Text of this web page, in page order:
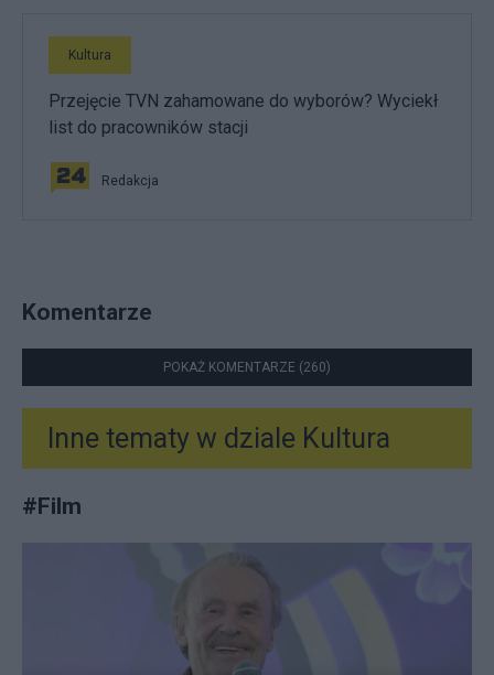
Kultura
Przejęcie TVN zahamowane do wyborów? Wyciekł
list do pracowników stacji
Redakcja
Komentarze
POKAŻ KOMENTARZE (260)
Inne tematy w dziale Kultura
#Film